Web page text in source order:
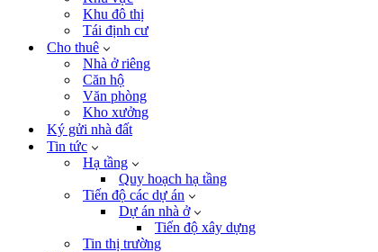
Khu đô thị
Tái định cư
Cho thuê
Nhà ở riêng
Căn hộ
Văn phòng
Kho xưởng
Ký gửi nhà đất
Tin tức
Hạ tầng
Quy hoạch hạ tầng
Tiến độ các dự án
Dự án nhà ở
Tiến độ xây dựng
Tin thị trường